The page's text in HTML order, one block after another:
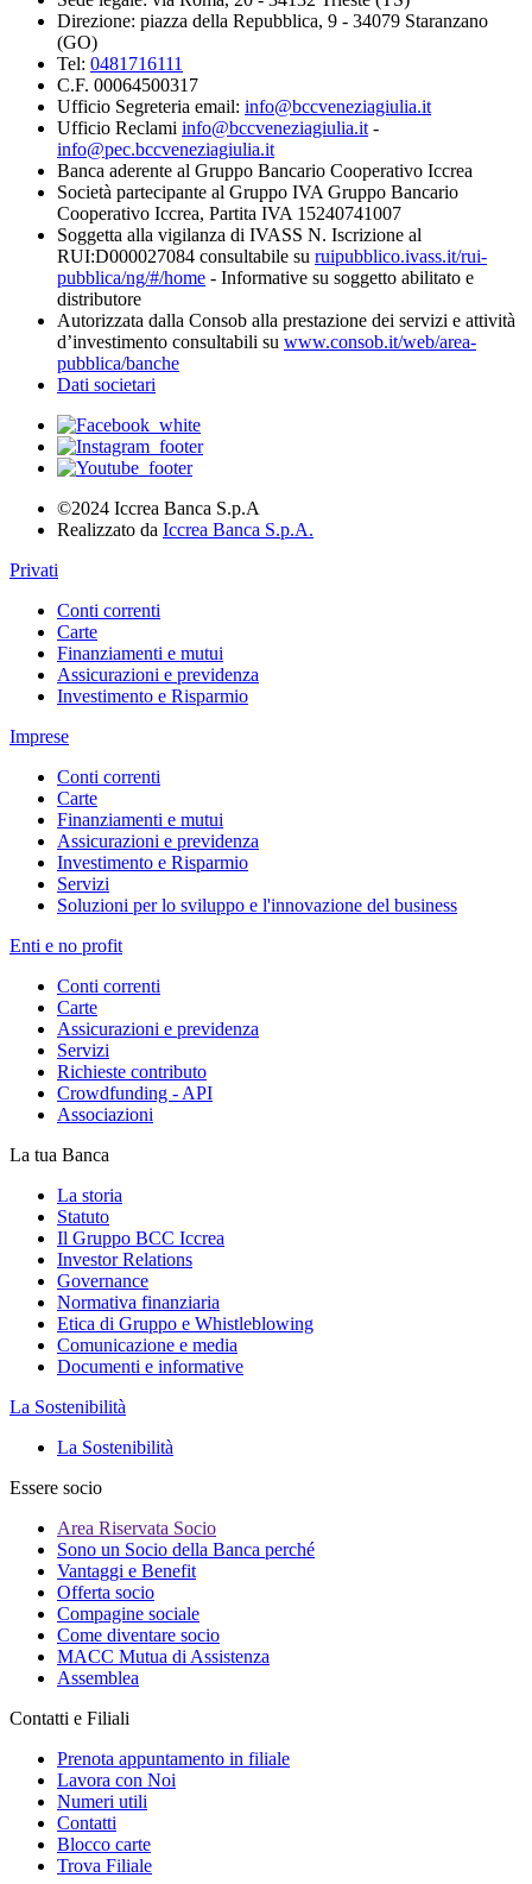
Direzione: piazza della Repubblica, 9 - 34079 Staranzano
(GO)
Tel: 0481716111
C.F. 00064500317
Ufficio Segreteria email: info@bccveneziagiulia.it
Ufficio Reclami info@bccveneziagiulia.it -
info@pec.bccveneziagiulia.it
Banca aderente al Gruppo Bancario Cooperativo Iccrea
Società partecipante al Gruppo IVA Gruppo Bancario
Cooperativo Iccrea, Partita IVA 15240741007
Soggetta alla vigilanza di IVASS N. Iscrizione al
RUI:D000027084 consultabile su ruipubblico.ivass.it/rui-
pubblica/ng/#/home - Informative su soggetto abilitato e
distributore
Autorizzata dalla Consob alla prestazione dei servizi e attività
d’investimento consultabili su www.consob.it/web/area-
pubblica/banche
Dati societari
©2024 Iccrea Banca S.p.A
Realizzato da Iccrea Banca S.p.A.
Privati
Conti correnti
Carte
Finanziamenti e mutui
Assicurazioni e previdenza
Investimento e Risparmio
Imprese
Conti correnti
Carte
Finanziamenti e mutui
Assicurazioni e previdenza
Investimento e Risparmio
Servizi
Soluzioni per lo sviluppo e l'innovazione del business
Enti e no profit
Conti correnti
Carte
Assicurazioni e previdenza
Servizi
Richieste contributo
Crowdfunding - API
Associazioni
La tua Banca
La storia
Statuto
Il Gruppo BCC Iccrea
Investor Relations
Governance
Normativa finanziaria
Etica di Gruppo e Whistleblowing
Comunicazione e media
Documenti e informative
La Sostenibilità
La Sostenibilità
Essere socio
Area Riservata Socio
Sono un Socio della Banca perché
Vantaggi e Benefit
Offerta socio
Compagine sociale
Come diventare socio
MACC Mutua di Assistenza
Assemblea
Contatti e Filiali
Prenota appuntamento in filiale
Lavora con Noi
Numeri utili
Contatti
Blocco carte
Trova Filiale